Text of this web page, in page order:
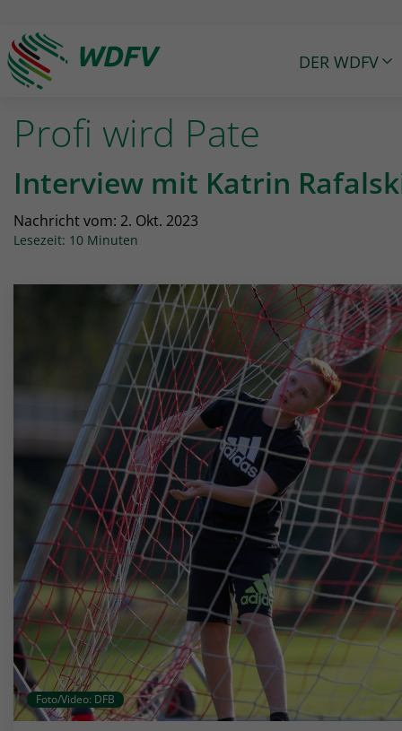
Logo: wdfv führt zur Starseite
DER WDFV
Profi wird Pate
Interview mit Katrin
Nachricht vom: 2. Okt. 2023
Lesezeit: 10 Minuten
Foto/Video: DFB